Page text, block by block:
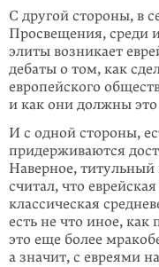
С другой стороны, в
Просвещения, среди
элиты возникает
дебаты о том, как
европейского
и как они должны это
И с одной стороны,
придерживаются
Наверное, титульный
считал, что
классическая
есть не что иное, как
это еще более
а значит, с евреями